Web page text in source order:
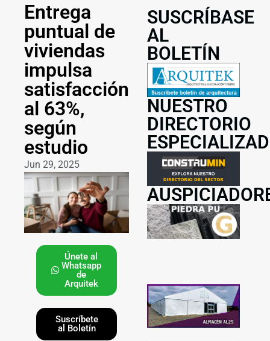
Entrega
puntual de
viviendas
impulsa
satisfacción
al 63%,
según
estudio
Jun 29, 2025
Únete al
Whatsapp
de
Arquitek
Suscríbete
al Boletín
SUSCRÍBASE
AL
BOLETÍN
NUESTRO
DIRECTORIO